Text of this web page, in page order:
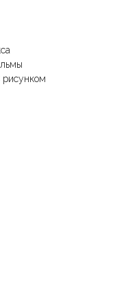
рисунком